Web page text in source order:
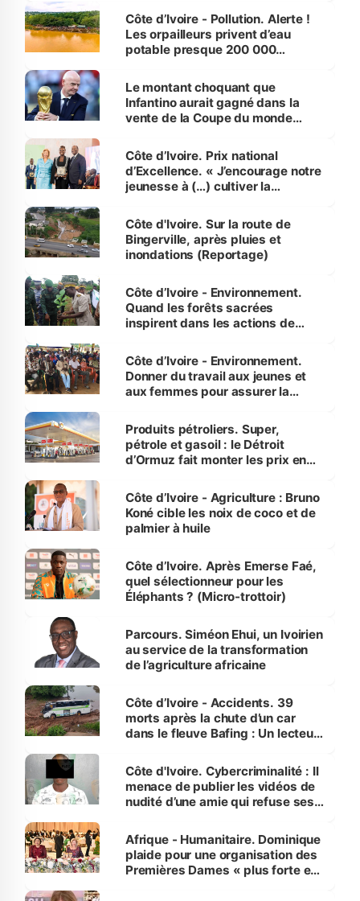
Côte d’Ivoire - Pollution. Alerte !
Les orpailleurs privent d’eau
potable presque 200 000
Le montant choquant que
Infantino aurait gagné dans la
vente de la Coupe du monde
Côte d’Ivoire. Prix national
d’Excellence. « J’encourage notre
jeunesse à (…) cultiver la
(Alassane Ouattara
Côte d'Ivoire. Sur la route de
Bingerville, après pluies et
inondations (Reportage)
Côte d’Ivoire - Environnement.
Quand les forêts sacrées
inspirent dans les actions de
Côte d’Ivoire - Environnement.
Donner du travail aux jeunes et
aux femmes pour assurer la
menacées
Produits pétroliers. Super,
pétrole et gasoil : le Détroit
d’Ormuz fait monter les prix en
Côte d’Ivoire - Agriculture : Bruno
Koné cible les noix de coco et de
palmier à huile
Côte d’Ivoire. Après Emerse Faé,
quel sélectionneur pour les
Éléphants ? (Micro-trottoir)
Parcours. Siméon Ehui, un Ivoirien
au service de la transformation
de l’agriculture africaine
Côte d’Ivoire - Accidents. 39
morts après la chute d’un car
dans le fleuve Bafing : Un lecteur
des Transports
Côte d'Ivoire. Cybercriminalité : Il
menace de publier les vidéos de
nudité d’une amie qui refuse ses
Afrique - Humanitaire. Dominique
plaide pour une organisation des
Premières Dames « plus forte et